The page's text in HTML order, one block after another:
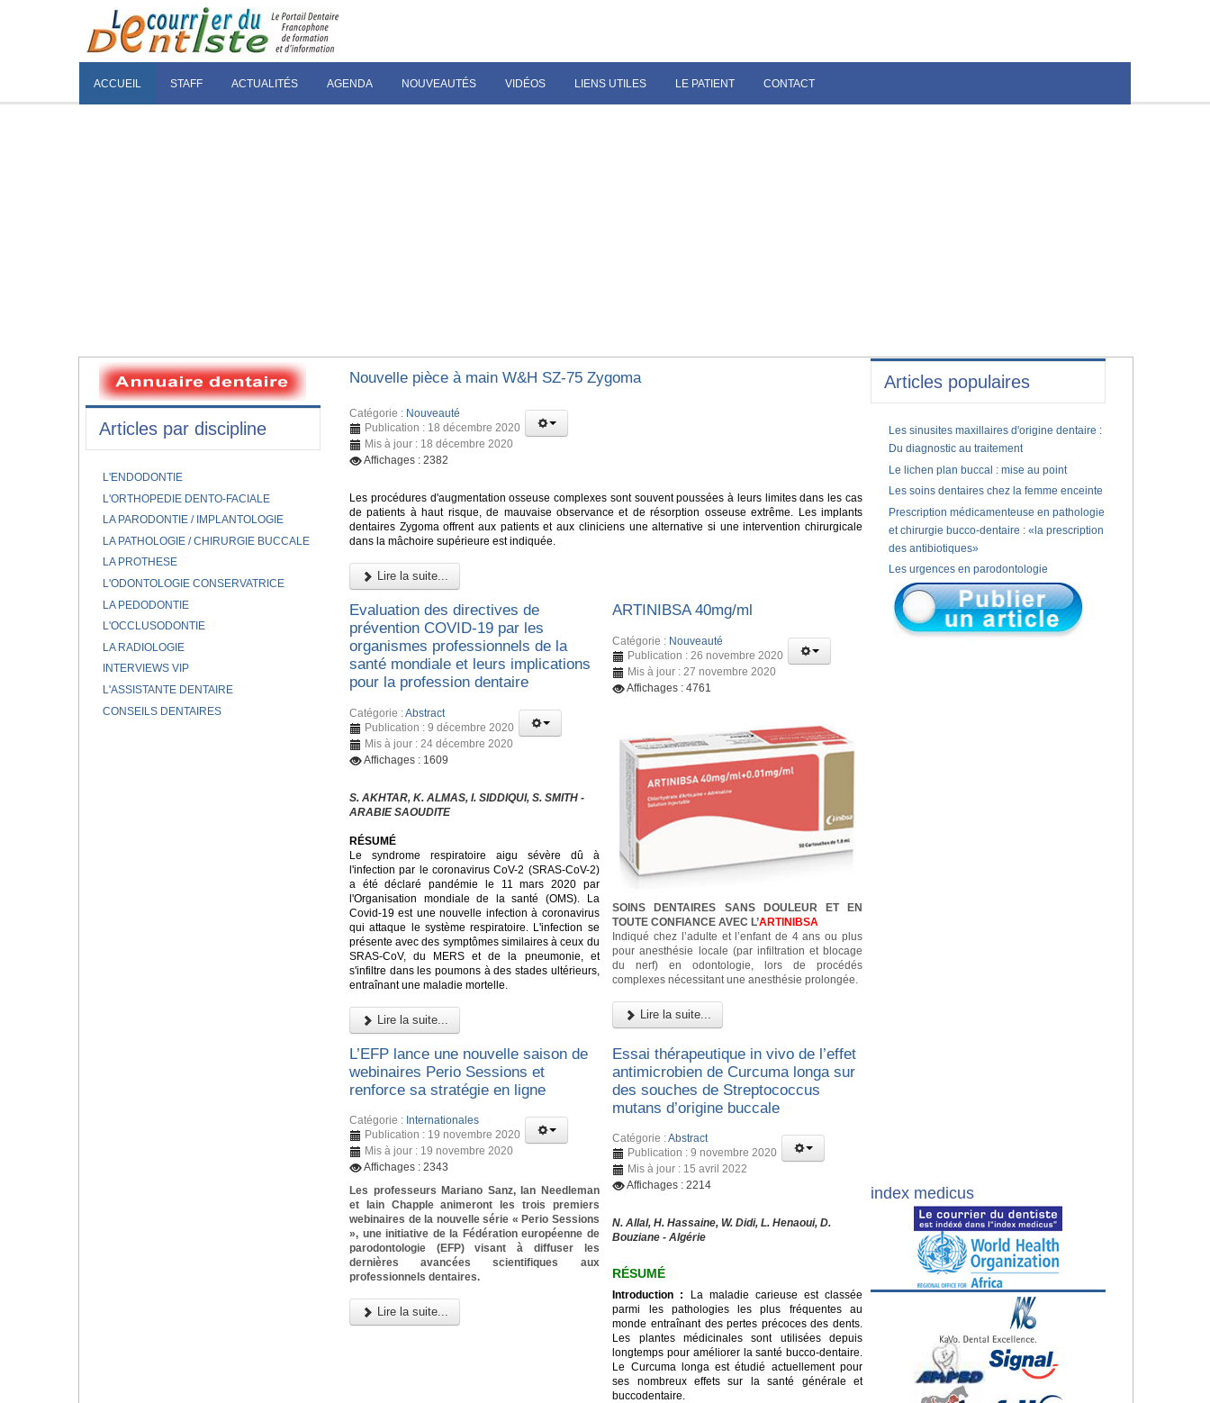
ACCUEIL STAFF ACTUALITÉS AGENDA NOUVEAUTÉS VIDÉOS LIENS UTILES LE PATIENT CONTACT
Nouvelle pièce à main W&H SZ-75 Zygoma
Catégorie : Nouveauté
Publication : 18 décembre 2020
Mis à jour : 18 décembre 2020
Affichages : 2382
Les procédures d'augmentation osseuse complexes sont souvent poussées à leurs limites dans les cas
de patients à haut risque, de mauvaise observance et de résorption osseuse extrême. Les implants
dentaires Zygoma offrent aux patients et aux cliniciens une alternative si une intervention chirurgicale
dans la mâchoire supérieure est indiquée.
Lire la suite...
Evaluation des directives de
prévention COVID-19 par les
organismes professionnels de la
santé mondiale et leurs implications
pour la profession dentaire
Catégorie :Abstract
Publication : 9 décembre 2020
Mis à jour : 24 décembre 2020
Affichages : 1609
S. AKHTAR, K. ALMAS, I. SIDDIQUI, S. SMITH -
ARABIE SAOUDITE
RÉSUMÉ
Le syndrome respiratoire aigu sévère dû à
l'infection par le coronavirus CoV-2 (SRAS-CoV-2)
a été déclaré pandémie le 11 mars 2020 par
l'Organisation mondiale de la santé (OMS). La
Covid-19 est une nouvelle infection à coronavirus
qui attaque le système respiratoire. L'infection se
présente avec des symptômes similaires à ceux du
SRAS-CoV, du MERS et de la pneumonie, et
s'infiltre dans les poumons à des stades ultérieurs,
entraînant une maladie mortelle.
Lire la suite...
ARTINIBSA 40mg/ml
Catégorie : Nouveauté
Publication : 26 novembre 2020
Mis à jour : 27 novembre 2020
Affichages : 4761
SOINS DENTAIRES SANS DOULEUR ET EN
TOUTE CONFIANCE AVEC L’ARTINIBSA
Indiqué chez l’adulte et l’enfant de 4 ans ou plus
pour anesthésie locale (par infiltration et blocage
du nerf) en odontologie, lors de procédés
complexes nécessitant une anesthésie prolongée.
Lire la suite...
L’EFP lance une nouvelle saison de
webinaires Perio Sessions et
renforce sa stratégie en ligne
Catégorie : Internationales
Publication : 19 novembre 2020
Mis à jour : 19 novembre 2020
Affichages : 2343
Les professeurs Mariano Sanz, Ian Needleman
et Iain Chapple animeront les trois premiers
webinaires de la nouvelle série « Perio Sessions
», une initiative de la Fédération européenne de
parodontologie (EFP) visant à diffuser les
dernières avancées scientifiques aux
professionnels dentaires.
Lire la suite...
Essai thérapeutique in vivo de l’effet
antimicrobien de Curcuma longa sur
des souches de Streptococcus
mutans d’origine buccale
Catégorie :Abstract
Publication : 9 novembre 2020
Mis à jour : 15 avril 2022
Affichages : 2214
N. Allal, H. Hassaine, W. Didi, L. Henaoui, D.
Bouziane - Algérie
RÉSUMÉ
Introduction :
La maladie carieuse est classée
parmi les pathologies les plus fréquentes au
monde entraînant des pertes précoces des dents.
Les plantes médicinales sont utilisées depuis
longtemps pour améliorer la santé bucco-dentaire.
Le Curcuma longa est étudié actuellement pour
ses nombreux effets sur la santé générale et
buccodentaire.
Articles par discipline
L'ENDODONTIE
L'ORTHOPEDIE DENTO-FACIALE
LA PARODONTIE / IMPLANTOLOGIE
LA PATHOLOGIE / CHIRURGIE BUCCALE
LA PROTHESE
L'ODONTOLOGIE CONSERVATRICE
LA PEDODONTIE
L'OCCLUSODONTIE
LA RADIOLOGIE
INTERVIEWS VIP
L'ASSISTANTE DENTAIRE
CONSEILS DENTAIRES
Articles populaires
Les sinusites maxillaires d'origine dentaire :
Du diagnostic au traitement
Le lichen plan buccal : mise au point
Les soins dentaires chez la femme enceinte
Prescription médicamenteuse en pathologie
et chirurgie bucco-dentaire : «la prescription
des antibiotiques»
Les urgences en parodontologie
index medicus